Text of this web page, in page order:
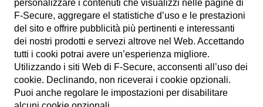
IT
Termini di utilizzo
Informativa sulla privacy
personalizzare i contenuti che visualizzi nelle pagine di
F‑Secure, aggregare el statistiche d’uso e le prestazioni
del sito e offrire pubblicità più pertinenti e interessanti
dei nostri prodotti e servezi altrove nel Web. Accettando
tutti i cooki potrai avere un’esperienza migliore.
Utilizzando i siti Web di F‑Secure, acconsenti all’uso dei
cookie. Declinando, non riceverai i cookie opzionali.
Puoi anche regolare le impostazioni per disabilitare